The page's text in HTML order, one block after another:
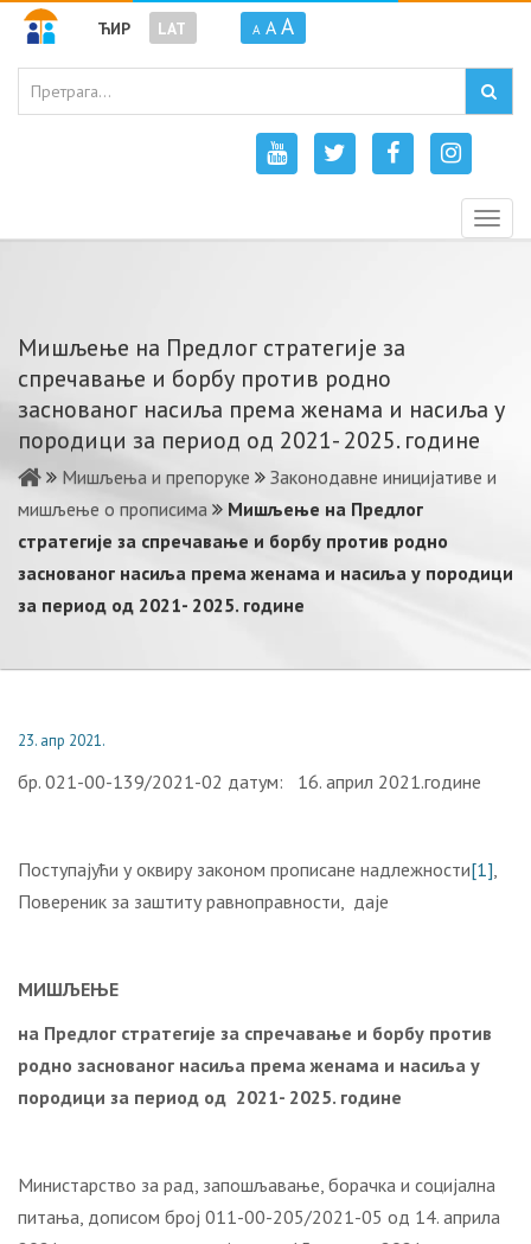
ЋИР LAT A A A
Мишљење на Предлог стратегије за
спречавање и борбу против родно
заснованог насиља према женама и насиља у
породици за период од 2021- 2025. године
Мишљења и препоруке
Законодавне иницијативе и
мишљење о прописима
Мишљење на Предлог
стратегије за спречавање и борбу против родно
заснованог насиља према женама и насиља у породици
за период од 2021- 2025. године
23. апр 2021.
бр. 021-00-139/2021-02 датум: 16. април 2021.године
Поступајући у оквиру законом прописане надлежности[1],
Повереник за заштиту равноправности, даје
МИШЉЕЊЕ
на Предлог стратегије за спречавање и борбу против
родно заснованог насиља према женама и насиља у
породици за период од 2021- 2025. године
Министарство за рад, запошљавање, борачка и социјална
питања, дописом број 011-00-205/2021-05 од 14. априла